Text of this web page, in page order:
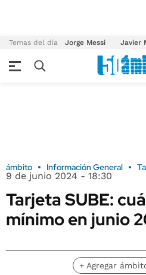
Temas del día Jorge Messi Javier
ámbito Información General
9 de junio 2024 - 18:30
Tarjeta SUBE:
mínimo en junio
+ Agregar